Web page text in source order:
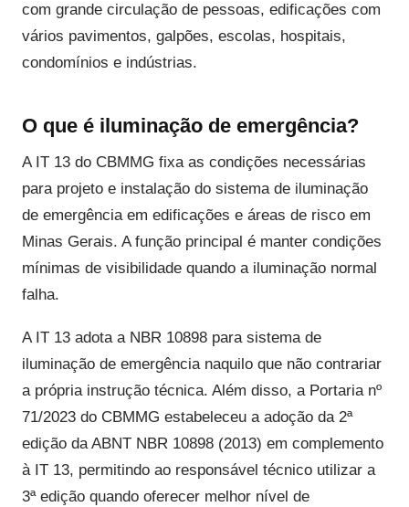
com grande circulação de pessoas, edificações com
vários pavimentos, galpões, escolas, hospitais,
condomínios e indústrias.
O que é iluminação de emergência?
A IT 13 do CBMMG fixa as condições necessárias
para projeto e instalação do sistema de iluminação
de emergência em edificações e áreas de risco em
Minas Gerais. A função principal é manter condições
mínimas de visibilidade quando a iluminação normal
falha.
A IT 13 adota a NBR 10898 para sistema de
iluminação de emergência naquilo que não contrariar
a própria instrução técnica. Além disso, a Portaria nº
71/2023 do CBMMG estabeleceu a adoção da 2ª
edição da ABNT NBR 10898 (2013) em complemento
à IT 13, permitindo ao responsável técnico utilizar a
3ª edição quando oferecer melhor nível de